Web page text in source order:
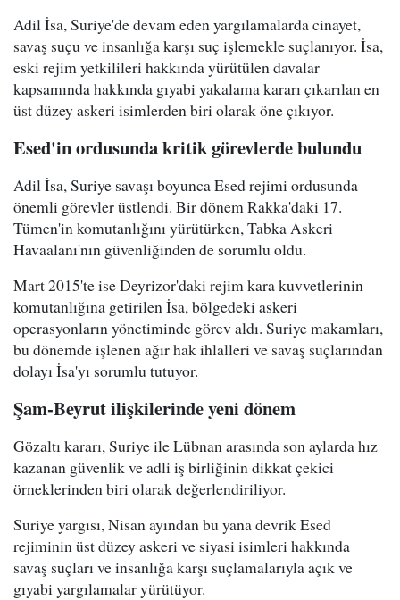
Adil İsa, Suriye'de devam eden yargılamalarda cinayet,
savaş suçu ve insanlığa karşı suç işlemekle suçlanıyor. İsa,
eski rejim yetkilileri hakkında yürütülen davalar
kapsamında hakkında gıyabi yakalama kararı çıkarılan en
üst düzey askeri isimlerden biri olarak öne çıkıyor.
Esed'in ordusunda kritik görevlerde bulundu
Adil İsa, Suriye savaşı boyunca Esed rejimi ordusunda
önemli görevler üstlendi. Bir dönem Rakka'daki 17.
Tümen'in komutanlığını yürütürken, Tabka Askeri
Havaalanı'nın güvenliğinden de sorumlu oldu.
Mart 2015'te ise Deyrizor'daki rejim kara kuvvetlerinin
komutanlığına getirilen İsa, bölgedeki askeri
operasyonların yönetiminde görev aldı. Suriye makamları,
bu dönemde işlenen ağır hak ihlalleri ve savaş suçlarından
dolayı İsa'yı sorumlu tutuyor.
Şam-Beyrut ilişkilerinde yeni dönem
Gözaltı kararı, Suriye ile Lübnan arasında son aylarda hız
kazanan güvenlik ve adli iş birliğinin dikkat çekici
örneklerinden biri olarak değerlendiriliyor.
Suriye yargısı, Nisan ayından bu yana devrik Esed
rejiminin üst düzey askeri ve siyasi isimleri hakkında
savaş suçları ve insanlığa karşı suçlamalarıyla açık ve
gıyabi yargılamalar yürütüyor.